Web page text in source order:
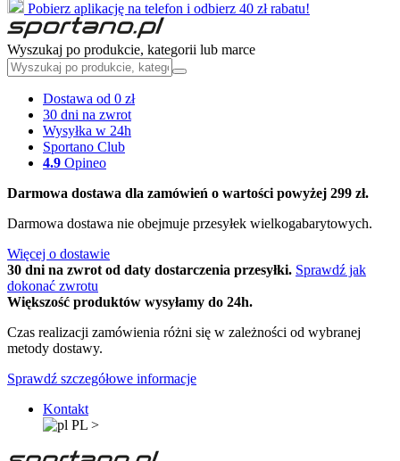
Pobierz aplikację na telefon i odbierz 40 zł rabatu!
Wyszukaj po produkcie, kategorii lub marce
Dostawa od 0 zł
30 dni na zwrot
Wysyłka w 24h
Sportano Club
4.9 Opineo
Darmowa dostawa dla zamówień o wartości powyżej 299 zł.
Darmowa dostawa nie obejmuje przesyłek wielkogabarytowych.
Więcej o dostawie
30 dni na zwrot od daty dostarczenia przesyłki. Sprawdź jak
dokonać zwrotu
Większość produktów wysyłamy do 24h.
Czas realizacji zamówienia różni się w zależności od wybranej
metody dostawy.
Sprawdź szczegółowe informacje
Kontakt
PL >